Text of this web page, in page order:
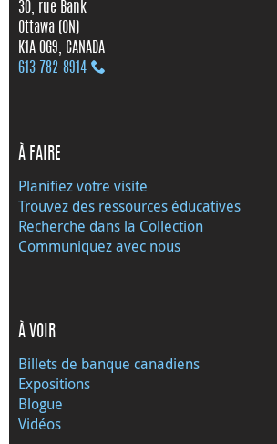
30, rue Bank
Ottawa (ON)
K1A 0G9, CANADA
613 782‑8914
À FAIRE
Planifiez votre visite
Trouvez des ressources éducatives
Recherche dans la Collection
Communiquez avec nous
À VOIR
Billets de banque canadiens
Expositions
Blogue
Vidéos